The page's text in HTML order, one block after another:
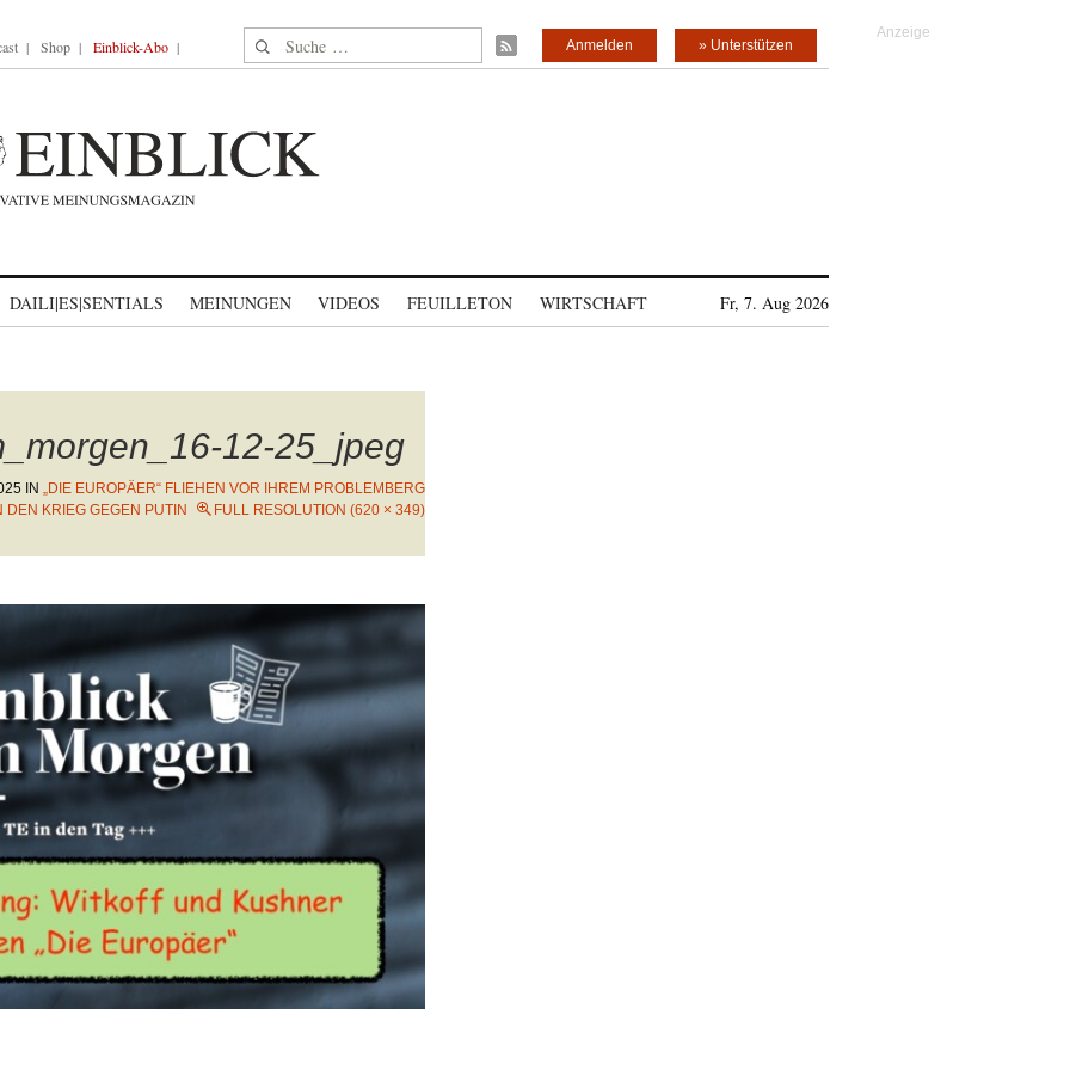
Shop Einblick-Abo Suche nach: » Unterstützen
Anmelden
DAILI|ES|SENTIALS MEINUNGEN VIDEOS FEUILLETON WIRTSCHAFT Fr, 7. Aug 2026
12-25_jpeg
IN „DIE EUROPÄER“ FLIEHEN VOR IHREM PROBLEMBERG
DEN KRIEG GEGEN PUTIN
FULL RESOLUTION (620 × 349)